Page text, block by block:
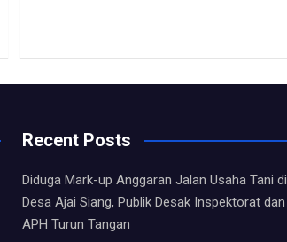
Recent Posts
Diduga Mark-up Anggaran Jalan Usaha Tani di
Desa Ajai Siang, Publik Desak Inspektorat dan
APH Turun Tangan